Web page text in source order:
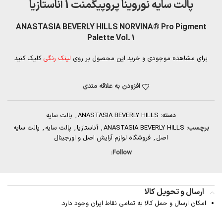
پالت سایه نوروینا پروپیگمنت 1 آناستازیا
ANASTASIA BEVERLY HILLS NORVINA® Pro Pigment
Palette Vol. 1
برای مشاهده موجودی و خرید این محصول بر روی لینک رنگی کلیک کنید
افزودن به علاقه مندی
دسته: ANASTASIA BEVERLY HILLS
, پالت سایه
برچسب: ANASTASIA BEVERLY HILLS
, آناستازیا , پالت سایه , پالت سایه
اصل , فروشگاه لوازم آرایش اصل و اورجینال
Follow:
ارسال و تحویل کالا
امکان ارسال و حمل کالا به تمامی نقاط ایران وجود دارد.